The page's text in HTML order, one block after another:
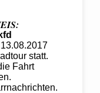
statt.
Fahrt